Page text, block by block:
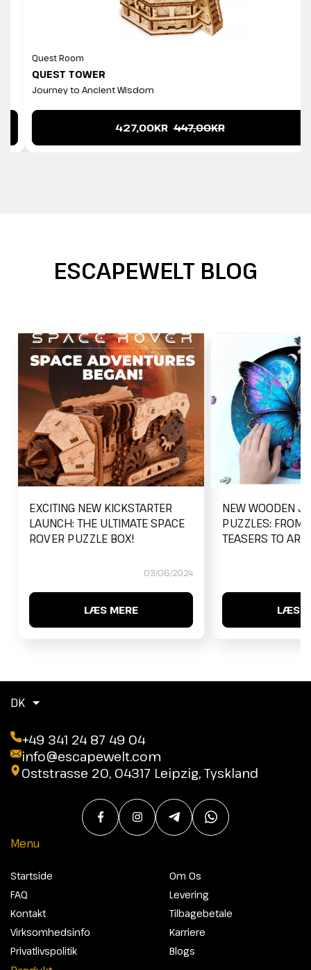
Quest Room
QUEST TOWER
Journey to Ancient Wisdom
427,00KR 447,00KR
ESCAPEWELT BLOG
EXCITING NEW KICKSTARTER
LAUNCH: THE ULTIMATE SPACE
ROVER PUZZLE BOX!
03/06/2024
LÆS MERE
NEW WOODEN
PUZZLES: FROM
TEASERS TO
LÆS
DK
+49 341 24 87 49 04
info@escapewelt.com
Oststrasse 20, 04317 Leipzig, Tyskland
Menu
Startside
FAQ
Kontakt
Virksomhedsinfo
Privatlivspolitik
Om Os
Levering
Tilbagebetale
Karriere
Blogs